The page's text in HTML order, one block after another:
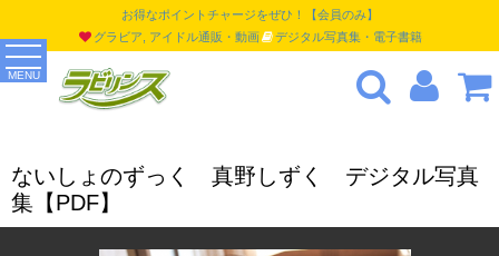
MENU
お得なポイントチャージをぜひ！【会員のみ】
グラビア, アイドル通販・動画
デジタル写真集・電子書籍
ないしょのずっく 真野しずく デジタル写真
集【PDF】